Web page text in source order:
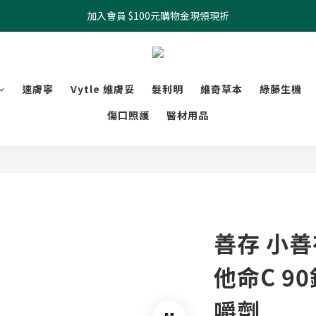
全館滿499元起 宅配免運
加入會員 $100元購物金現領現折
全館滿499元起 宅配免運
速膚寧 Vytle 維膚妥 髮利明 維奇草本
綠藤生機
傷口照護
醫材用品
善存 小
他命C